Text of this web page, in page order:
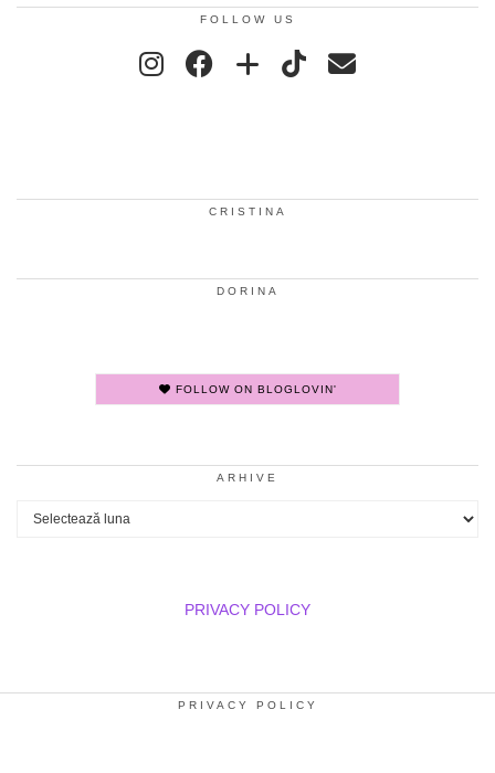
FOLLOW US
CRISTINA
DORINA
FOLLOW ON BLOGLOVIN'
ARHIVE
Arhive
PRIVACY POLICY
PRIVACY POLICY